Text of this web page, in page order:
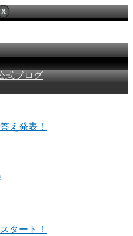
式ブログ
え発表！
タート！